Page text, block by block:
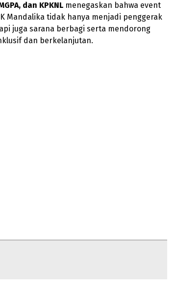
dan KPKNL menegaskan bahwa event
Mandalika tidak hanya menjadi penggerak
juga sarana berbagi serta mendorong
dan berkelanjutan.